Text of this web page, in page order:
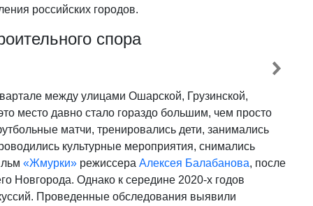
российских городов.
спора
между улицами Ошарской, Грузинской,
место давно стало гораздо большим, чем просто
матчи, тренировались дети, занимались
культурные мероприятия, снимались
«Жмурки» режиссера Алексея Балабанова, после
Новгорода. Однако к середине 2020-х годов
Проведенные обследования выявили